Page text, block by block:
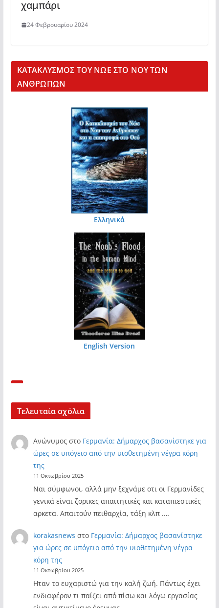
χαμπάρι
24 Φεβρουαρίου 2024
KΑΤΑΚΛΥΣΜΟΣ ΤΟΥ ΝΩΕ ΣΤΟ ΝΟΥ ΤΩΝ
ΑΝΘΡΩΠΩΝ
Ελληνικά
English Version
Τελευταία σχόλια
Ανώνυμος στο Γερμανία: Δήμαρχος βασανίστηκε για
ώρες σε υπόγειο από την υιοθετημένη νέγρα κόρη
της
11 Οκτωβρίου 2025
Ναι σύμφωνοι, αλλά μην ξεχνάμε οτι οι Γερμανίδες
γενικά είναι ζορικες απαιτητικές και καταπιεστικές
αρκετα. Απαιτούν πειθαρχία, τάξη κλπ .…
korakasnews στο Γερμανία: Δήμαρχος βασανίστηκε
για ώρες σε υπόγειο από την υιοθετημένη νέγρα
κόρη της
11 Οκτωβρίου 2025
Ηταν το ευχαριστώ για την καλή ζωή. Πάντως έχει
ενδιαφέρον τι παίζει από πίσω και λόγω εργασίας